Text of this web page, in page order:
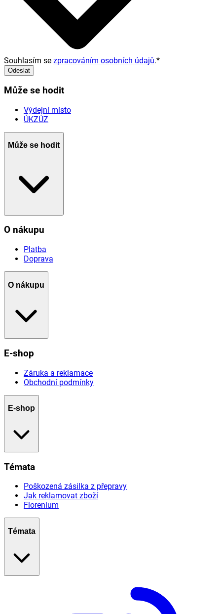
Souhlasím se zpracováním osobních údajů.*
Odeslat
Může se hodit
Výdejní místo
ÚKZÚZ
Může se hodit
O nákupu
Platba
Doprava
O nákupu
E-shop
Záruka a reklamace
Obchodní podmínky
E-shop
Témata
Poškozená zásilka z přepravy
Jak reklamovat zboží
Florenium
Témata